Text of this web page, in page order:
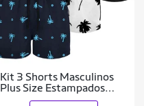
Kit 3 Shorts Masculinos
Plus Size Estampados
Tecido Leve Confortável